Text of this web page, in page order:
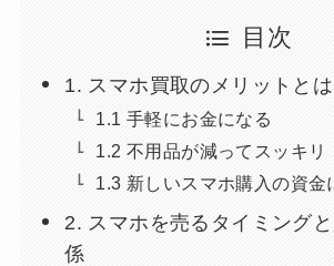
目次
1. スマホ買取のメリットとは
1.1 手軽にお金になる
1.2 不用品が減ってスッキリ
1.3 新しいスマホ購入の資金
2. スマホを売るタイミング
係